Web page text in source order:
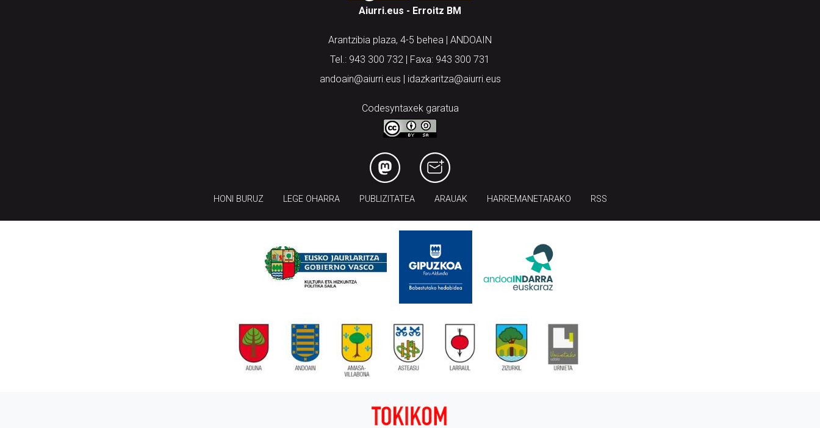
Aiurri.eus - Erroitz BM
Arantzibia plaza, 4-5 behea | ANDOAIN
Tel.: 943 300 732 | Faxa: 943 300 731
andoain@aiurri.eus | idazkaritza@aiurri.eus
Codesyntaxek garatua
HONI BURUZ LEGE OHARRA PUBLIZITATEA ARAUAK HARREMANETARAKO RSS